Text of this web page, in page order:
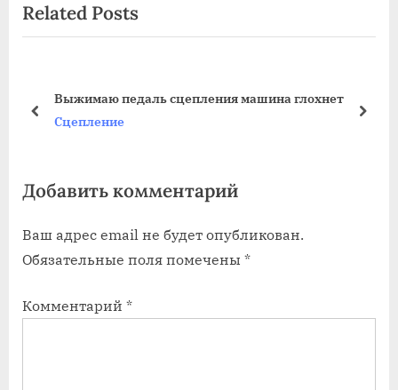
i
o
P
t
P
Related Posts
Выжимаю педаль сцепления машина глохнет
Сцепление
prev next
Добавить комментарий
Ваш адрес email не будет опубликован.
Обязательные поля помечены *
Комментарий *